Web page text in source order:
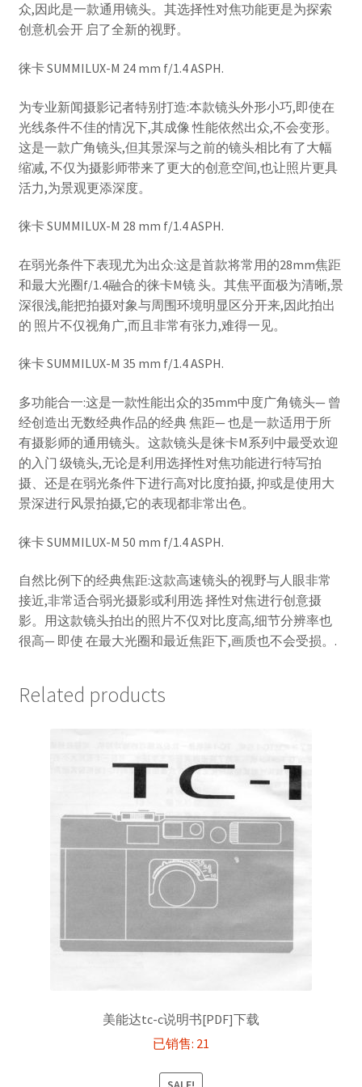
众,因此是一款通用镜头。其选择性对焦功能更是为探索
创意机会开 启了全新的视野。
徕卡 SUMMILUX-M 24 mm f/1.4 ASPH.
为专业新闻摄影记者特别打造:本款镜头外形小巧,即使在
光线条件不佳的情况下,其成像 性能依然出众,不会变形。
这是一款广角镜头,但其景深与之前的镜头相比有了大幅
缩减, 不仅为摄影师带来了更大的创意空间,也让照片更具
活力,为景观更添深度。
徕卡 SUMMILUX-M 28 mm f/1.4 ASPH.
在弱光条件下表现尤为出众:这是首款将常用的28mm焦距
和最大光圈f/1.4融合的徕卡M镜 头。其焦平面极为清晰,景
深很浅,能把拍摄对象与周围环境明显区分开来,因此拍出
的 照片不仅视角广,而且非常有张力,难得一见。
徕卡 SUMMILUX-M 35 mm f/1.4 ASPH.
多功能合一:这是一款性能出众的35mm中度广角镜头— 曾
经创造出无数经典作品的经典 焦距— 也是一款适用于所
有摄影师的通用镜头。这款镜头是徕卡M系列中最受欢迎
的入门 级镜头,无论是利用选择性对焦功能进行特写拍
摄、还是在弱光条件下进行高对比度拍摄, 抑或是使用大
景深进行风景拍摄,它的表现都非常出色。
徕卡 SUMMILUX-M 50 mm f/1.4 ASPH.
自然比例下的经典焦距:这款高速镜头的视野与人眼非常
接近,非常适合弱光摄影或利用选 择性对焦进行创意摄
影。用这款镜头拍出的照片不仅对比度高,细节分辨率也
很高— 即使 在最大光圈和最近焦距下,画质也不会受损。.
Related products
美能达tc-c说明书[PDF]下载
已销售: 21